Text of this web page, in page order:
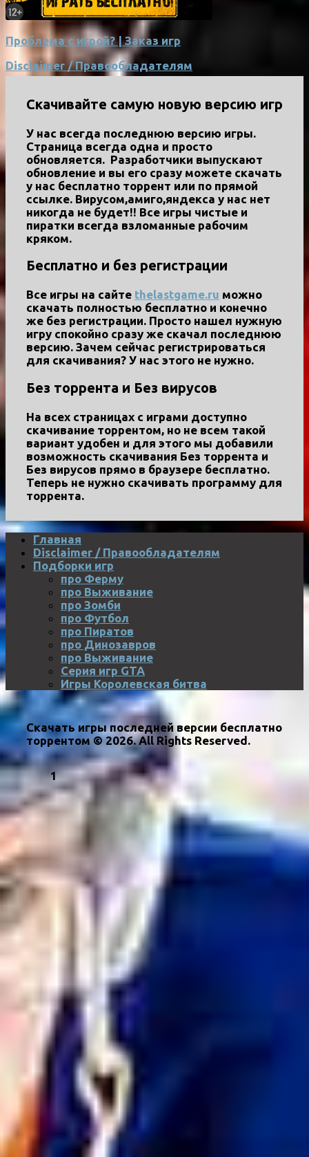
Проблема с игрой? | Заказ игр
Disclaimer / Правообладателям
Скачивайте самую новую версию игр
У нас всегда последнюю версию игры.
Страница всегда одна и просто
обновляется. Разработчики выпускают
обновление и вы его сразу можете скачать
у нас бесплатно торрент или по прямой
ссылке. Вирусом,амиго,яндекса у нас нет
никогда не будет!! Все игры чистые и
пиратки всегда взломанные рабочим
кряком.
Бесплатно и без регистрации
Все игры на сайте thelastgame.ru можно
скачать полностью бесплатно и конечно
же без регистрации. Просто нашел нужную
игру спокойно сразу же скачал последнюю
версию. Зачем сейчас регистрироваться
для скачивания? У нас этого не нужно.
Без торрента и Без вирусов
На всех страницах с играми доступно
скачивание торрентом, но не всем такой
вариант удобен и для этого мы добавили
возможность скачивания Без торрента и
Без вирусов прямо в браузере бесплатно.
Теперь не нужно скачивать программу для
торрента.
Главная
Disclaimer / Правообладателям
Подборки игр
про Ферму
про Выживание
про Зомби
про Футбол
про Пиратов
про Динозавров
про Выживание
Серия игр GTA
Игры Королевская битва
Скачать игры последней версии бесплатно
торрентом © 2026. All Rights Reserved.
1